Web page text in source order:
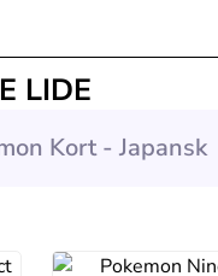
LIDE
Kort - Japansk